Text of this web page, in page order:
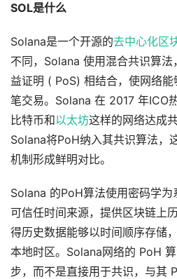
SOL是什么
Solana是一个开源的去中心化区
不同，Solana 使用混合共识算
益证明 ( PoS) 相结合，使网络
笔交易。Solana 在 2017 年ICO
比特币和以太坊这样的网络达成
Solana将PoH纳入其共识算法，
机制形成鲜明对比。
Solana 的PoH算法使用密码学为
可信任时间来源，提供区块链上
得历史数据能够以时间顺序存储
本地时区。Solana网络的 PoH
步，而不是直接用于共识，与其